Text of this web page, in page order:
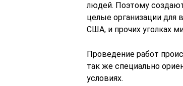
людей. Поэтому
целые организации для
США, и прочих уголках
Проведение работ
так же специально
условиях.